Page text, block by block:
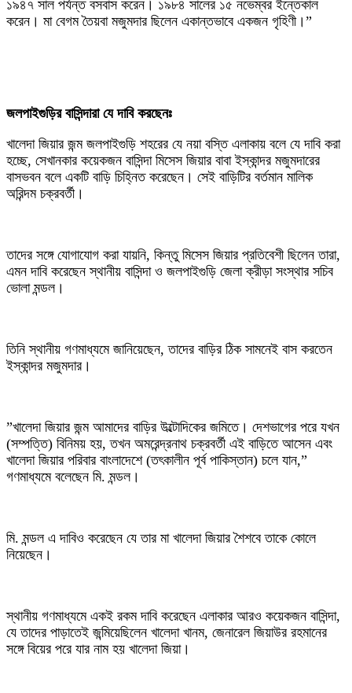
১৯৪৭ সাল পর্যন্ত বসবাস করেন। ১৯৮৪ সালের ১৫ নভেম্বর ইন্তেকাল
করেন। মা বেগম তৈয়বা মজুমদার ছিলেন একান্তভাবে একজন গৃহিণী।”
‎জলপাইগুড়ির বাসিন্দারা যে দাবি করছেনঃ
‎খালেদা জিয়ার জন্ম জলপাইগুড়ি শহরের যে নয়া বস্তি এলাকায় বলে যে দাবি করা
হচ্ছে, সেখানকার কয়েকজন বাসিন্দা মিসেস জিয়ার বাবা ইস্কান্দর মজুমদারের
বাসভবন বলে একটি বাড়ি চিহ্নিত করেছেন। সেই বাড়িটির বর্তমান মালিক
অরিন্দম চক্রবর্তী।
‎তাদের সঙ্গে যোগাযোগ করা যায়নি, কিন্তু মিসেস জিয়ার প্রতিবেশী ছিলেন তারা,
এমন দাবি করেছেন স্থানীয় বাসিন্দা ও জলপাইগুড়ি জেলা ক্রীড়া সংস্থার সচিব
ভোলা মন্ডল।
‎তিনি স্থানীয় গণমাধ্যমে জানিয়েছেন, তাদের বাড়ির ঠিক সামনেই বাস করতেন
ইস্কান্দর মজুমদার।
‎”খালেদা জিয়ার জন্ম আমাদের বাড়ির উল্টোদিকের জমিতে। দেশভাগের পরে যখন
(সম্পত্তি) বিনিময় হয়, তখন অমরেন্দ্রনাথ চক্রবর্তী এই বাড়িতে আসেন এবং
খালেদা জিয়ার পরিবার বাংলাদেশে (তৎকালীন পূর্ব পাকিস্তান) চলে যান,”
গণমাধ্যমে বলেছেন মি. মন্ডল।
‎মি. মন্ডল এ দাবিও করেছেন যে তার মা খালেদা জিয়ার শৈশবে তাকে কোলে
নিয়েছেন।
‎স্থানীয় গণমাধ্যমে একই রকম দাবি করেছেন এলাকার আরও কয়েকজন বাসিন্দা,
যে তাদের পাড়াতেই জন্মিয়েছিলেন খালেদা খানম, জেনারেল জিয়াউর রহমানের
সঙ্গে বিয়ের পরে যার নাম হয় খালেদা জিয়া।